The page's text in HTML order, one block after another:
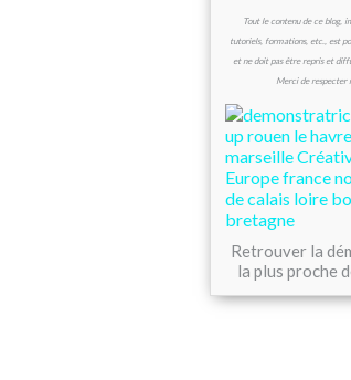
Tout le contenu de ce blog,
tutoriels, formations, etc., est
et ne doit pas être repris et
Merci de respecter
Retrouver la
la plus proche